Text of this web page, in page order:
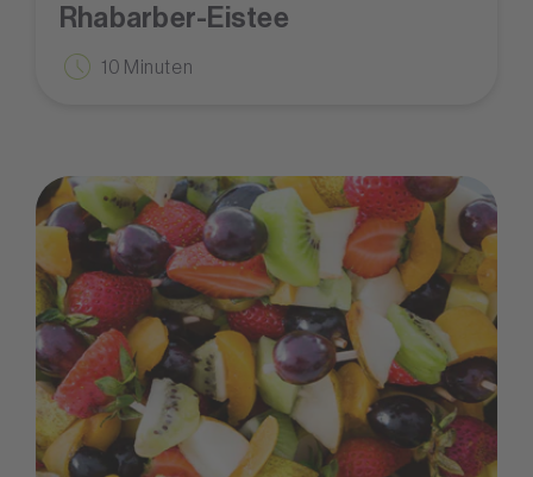
Rhabarber-Eistee
10 Minuten